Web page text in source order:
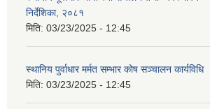
निर्देशिका, २०८१
मिति: 03/23/2025 - 12:45
स्थानिय पुर्वाधार मर्मत सम्भार कोष सञ्चालन कार्यविधि
मिति: 03/23/2025 - 12:45